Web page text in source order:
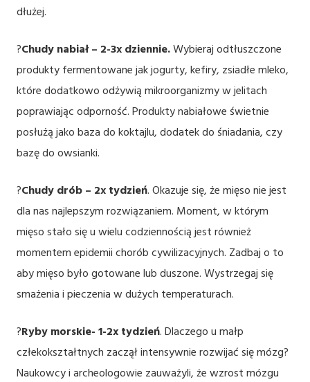
dłużej.
?Chudy nabiał – 2-3x dziennie.Wybieraj odtłuszczone
produkty fermentowane jak jogurty, kefiry, zsiadłe mleko,
które dodatkowo odżywią mikroorganizmy w jelitach
poprawiając odporność. Produkty nabiałowe świetnie
posłużą jako baza do koktajlu, dodatek do śniadania, czy
bazę do owsianki.
?Chudy drób – 2x tydzień. Okazuje się, że mięso nie jest
dla nas najlepszym rozwiązaniem. Moment, w którym
mięso stało się u wielu codziennością jest również
momentem epidemii chorób cywilizacyjnych. Zadbaj o to
aby mięso było gotowane lub duszone. Wystrzegaj się
smażenia i pieczenia w dużych temperaturach.
?Ryby morskie- 1-2x tydzień. Dlaczego u małp
człekokształtnych zaczął intensywnie rozwijać się mózg?
Naukowcy i archeologowie zauważyli, że wzrost mózgu